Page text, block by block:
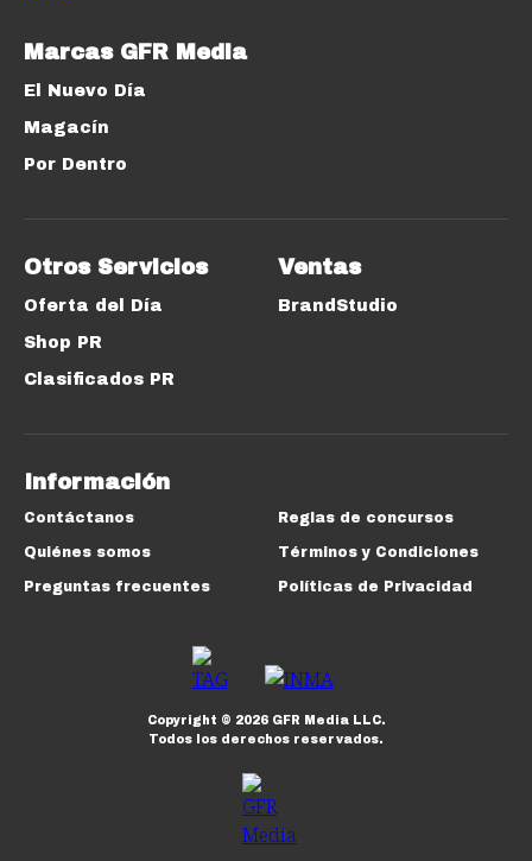
Marcas GFR Media
El Nuevo Día
Magacín
Por Dentro
Otros Servicios
Oferta del Día
Shop PR
Clasificados PR
Ventas
BrandStudio
Información
Contáctanos
Quiénes somos
Preguntas frecuentes
Reglas de concursos
Términos y Condiciones
Políticas de Privacidad
Copyright © 2026GFR Media LLC.
Todos los derechos reservados.